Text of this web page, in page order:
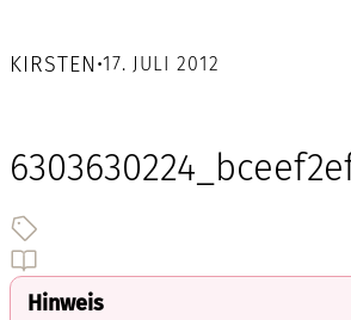
KIRSTEN•17. JULI 2012
Hinweis